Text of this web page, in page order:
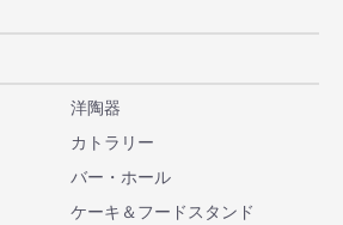
洋陶器
カトラリー
バー・ホール
ケーキ＆フードスタンド